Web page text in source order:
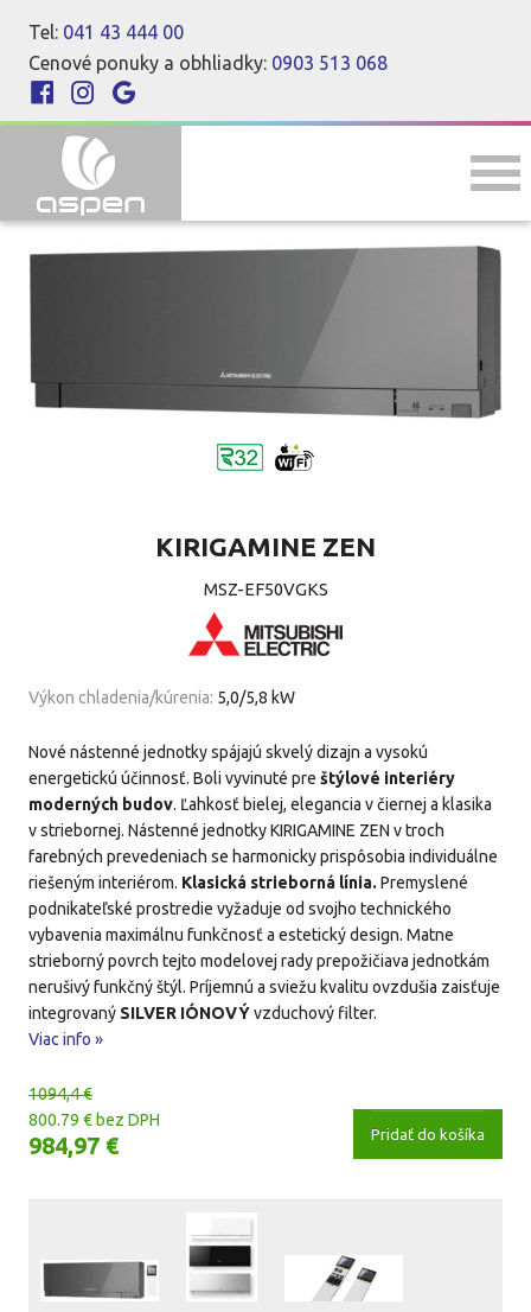
Tel: 041 43 444 00
Cenové ponuky a obhliadky: 0903 513 068
KIRIGAMINE ZEN
MSZ-EF50VGKS
Výkon chladenia/kúrenia: 5,0/5,8 kW
Nové nástenné jednotky spájajú skvelý dizajn a vysokú
energetickú účinnosť. Boli vyvinuté pre štýlové interiéry
moderných budov. Ľahkosť bielej, elegancia v čiernej a klasika
v striebornej. Nástenné jednotky KIRIGAMINE ZEN v troch
farebných prevedeniach se harmonicky prispôsobia individuálne
riešeným interiérom. Klasická strieborná línia. Premyslené
podnikateľské prostredie vyžaduje od svojho technického
vybavenia maximálnu funkčnosť a estetický design. Matne
strieborný povrch tejto modelovej rady prepožičiava jednotkám
nerušivý funkčný štýl. Príjemnú a sviežu kvalitu ovzdušia zaisťuje
integrovaný SILVER IÓNOVÝvzduchový filter.
Viac info »
1094,4 €
800.79 € bez DPH
984,97 € Pridať do košíka